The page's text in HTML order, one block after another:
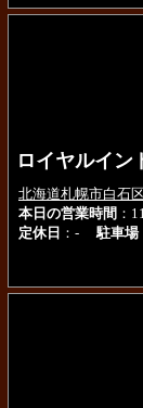
ロイヤルイ
北海道札幌市白石
本日の営業時間 ：
定休日 ：-駐車場